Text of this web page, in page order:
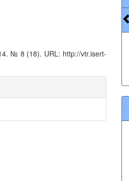
№ 8 (18). URL: http://vtr.isert-